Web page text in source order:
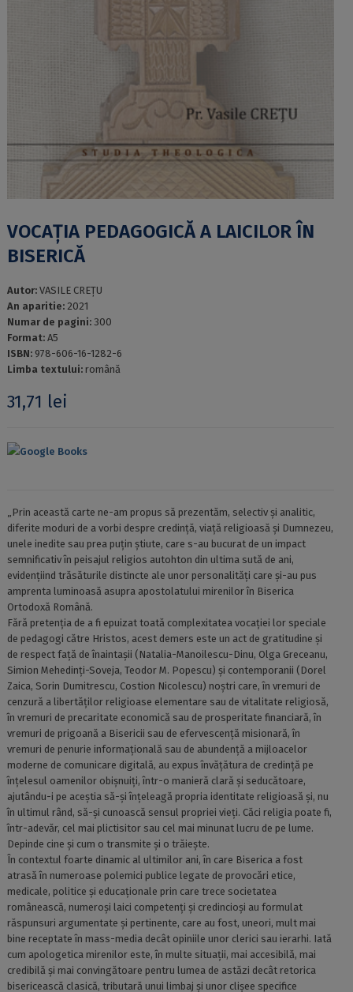
VOCAȚIA PEDAGOGICĂ A LAICILOR ÎN
BISERICĂ
Autor: VASILE CREȚU
An aparitie: 2021
Numar de pagini: 300
Format: A5
ISBN: 978-606-16-1282-6
Limba textului: română
31,71 lei
Google Books
„Prin această carte ne-am propus să prezentăm, selectiv și analitic,
diferite moduri de a vorbi despre credință, viață religioasă și Dumnezeu,
unele inedite sau prea puțin știute, care s-au bucurat de un impact
semnificativ în peisajul religios autohton din ultima sută de ani,
evidențiind trăsăturile distincte ale unor personalități care și-au pus
amprenta luminoasă asupra apostolatului mirenilor în Biserica
Ortodoxă Română.
Fără pretenția de a fi epuizat toată complexitatea vocației lor speciale
de pedagogi către Hristos, acest demers este un act de gratitudine și
de respect față de înaintașii (Natalia-Manoilescu-Dinu, Olga Greceanu,
Simion Mehedinți-Soveja, Teodor M. Popescu) și contemporanii (Dorel
Zaica, Sorin Dumitrescu, Costion Nicolescu) noștri care, în vremuri de
cenzură a libertăților religioase elementare sau de vitalitate religiosă,
în vremuri de precaritate economică sau de prosperitate financiară, în
vremuri de prigoană a Bisericii sau de efervescență misionară, în
vremuri de penurie informațională sau de abundență a mijloacelor
moderne de comunicare digitală, au expus învățătura de credință pe
înțelesul oamenilor obișnuiți, într-o manieră clară și seducătoare,
ajutându-i pe aceștia să-și înţeleagă propria identitate religioasă și, nu
în ultimul rând, să-şi cunoască sensul propriei vieți. Căci religia poate fi,
într-adevăr, cel mai plictisitor sau cel mai minunat lucru de pe lume.
Depinde cine și cum o transmite și o trăiește.
În contextul foarte dinamic al ultimilor ani, în care Biserica a fost
atrasă în numeroase polemici publice legate de provocări etice,
medicale, politice și educaționale prin care trece societatea
românească, numeroși laici competenți și credincioși au formulat
răspunsuri argumentate și pertinente, care au fost, uneori, mult mai
bine receptate în mass-media decât opiniile unor clerici sau ierarhi. Iată
cum apologetica mirenilor este, în multe situații, mai accesibilă, mai
credibilă și mai convingătoare pentru lumea de astăzi decât retorica
bisericească clasică, tributară unui limbaj și unor clișee specifice